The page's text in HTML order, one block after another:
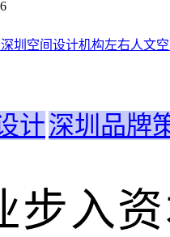
圳空间设计机构左右人文
计深圳品牌
步入